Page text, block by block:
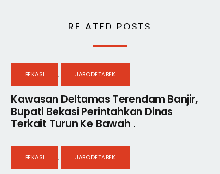
RELATED POSTS
BEKASI , JABODETABEK
Kawasan Deltamas Terendam Banjir,
Bupati Bekasi Perintahkan Dinas
Terkait Turun Ke Bawah .
BEKASI , JABODETABEK